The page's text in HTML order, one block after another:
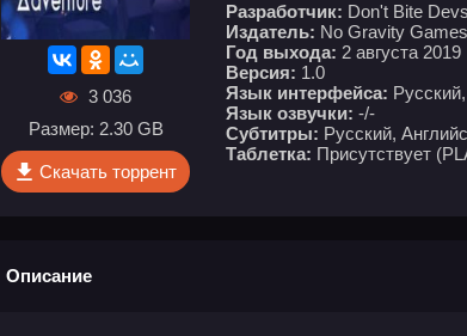
3 036
Размер: 2.30 GB
Скачать торрент
Разработчик: Don't Bite Devs
Издатель: No Gravity Games
Год выхода: 2 августа 2019
Версия: 1.0
Язык интерфейса:
Язык озвучки: -/-
Субтитры: Русский,
Таблетка: Присутствует
Описание